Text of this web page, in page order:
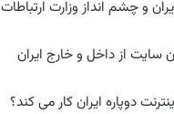
و چشم انداز وزارت ارتباطات
سایت از داخل و خارج ایران